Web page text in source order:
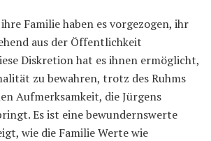
Familie haben es vorgezogen, ihr
aus der Öffentlichkeit
Diskretion hat es ihnen ermöglicht,
zu bewahren, trotz des Ruhms
Aufmerksamkeit, die Jürgens
Es ist eine bewundernswerte
wie die Familie Werte wie